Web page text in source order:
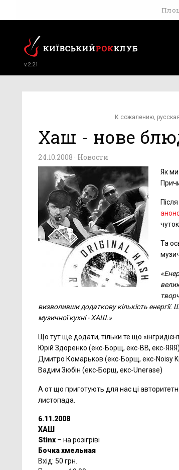
v.2.21
К сожалению,
Хаш - нове
24.10.2008 · Новости
Як
чуток.
Та
визволивши додаткову кількість енергії.
музичної кухні - ХАШ.»
Що тут ще додати, тільки те що
Юрій Здоренко (екс-Борщ, екс-ВВ, екс-ЯЯЯ)
Дмитро Комарьков (екс-Борщ, екс-Noisy
Вадим Зюбін (екс-Борщ, екс-Unerase)
А от що приготують для нас ці
листопада.
6.11.2008
ХАШ
Stinx – на розігріві
Бочка хмельная
Вхід: 50 грн.